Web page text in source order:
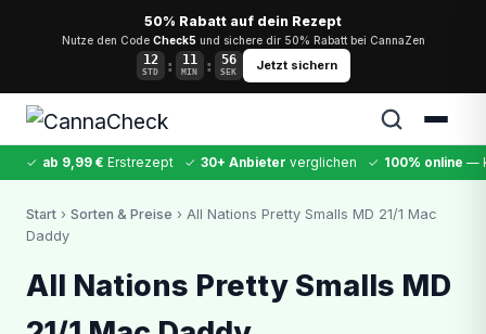
50% Rabatt auf dein Rezept
Nutze den Code Check5und sichere dir 50% Rabatt bei CannaZen
12
STD : 11
MIN : 55
SEK Jetzt sichern
✓ ab 9,99 € Erstrezept ✓ 30+ Anbieter verglichen ✓ 100% online —
Start › Sorten & Preise › All Nations Pretty Smalls MD 21/1 Mac
Daddy
All Nations Pretty Smalls MD